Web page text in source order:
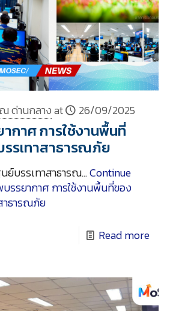
ด่านกลางat 26/09/2025
กาศ การใช้งานพื้นที่
รเทาสาธารณภัย
บรรเทาสาธารณ…Continue
รรยากาศ การใช้งานพื้นที่ของ
าธารณภัย
Read more